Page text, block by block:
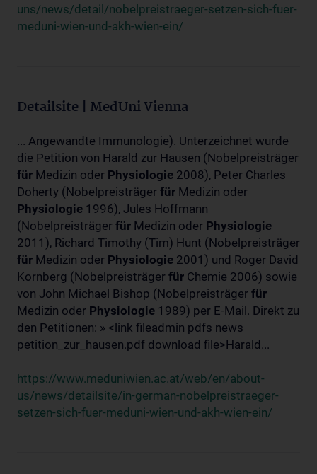
uns/news/detail/nobelpreistraeger-setzen-sich-fuer-
meduni-wien-und-akh-wien-ein/
Detailsite | MedUni Vienna
... Angewandte Immunologie). Unterzeichnet wurde
die Petition von Harald zur Hausen (Nobelpreisträger
für Medizin oder Physiologie 2008), Peter Charles
Doherty (Nobelpreisträger für Medizin oder
Physiologie 1996), Jules Hoffmann
(Nobelpreisträger für Medizin oder Physiologie
2011), Richard Timothy (Tim) Hunt (Nobelpreisträger
für Medizin oder Physiologie 2001) und Roger David
Kornberg (Nobelpreisträger für Chemie 2006) sowie
von John Michael Bishop (Nobelpreisträger für
Medizin oder Physiologie 1989) per E-Mail. Direkt zu
den Petitionen: » <link fileadmin pdfs news
petition_zur_hausen.pdf download file>Harald...
https://www.meduniwien.ac.at/web/en/about-
us/news/detailsite/in-german-nobelpreistraeger-
setzen-sich-fuer-meduni-wien-und-akh-wien-ein/